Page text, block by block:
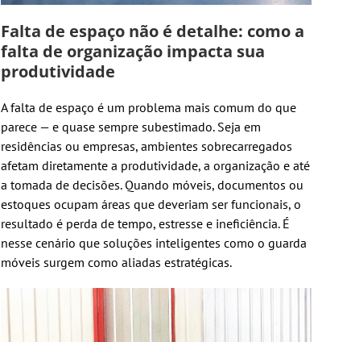
Falta de espaço não é detalhe: como a
falta de organização impacta sua
produtividade
A falta de espaço é um problema mais comum do que
parece — e quase sempre subestimado. Seja em
residências ou empresas, ambientes sobrecarregados
afetam diretamente a produtividade, a organização e até
a tomada de decisões. Quando móveis, documentos ou
estoques ocupam áreas que deveriam ser funcionais, o
resultado é perda de tempo, estresse e ineficiência. É
nesse cenário que soluções inteligentes como o guarda
móveis surgem como aliadas estratégicas.